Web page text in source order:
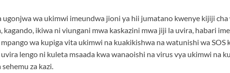
ugonjwa wa ukimwi imeundwa jioni ya hii jumatano kwenye kijiji
kagando, ikiwa ni viungani mwa kaskazini mwa jiji la uvira, habari
wa kupiga vita ukimwi na kuakikishwa na watunishi wa SOS
lengo ni kuleta msaada kwa wanaoishi na virus vya ukimwi na
za kazi.